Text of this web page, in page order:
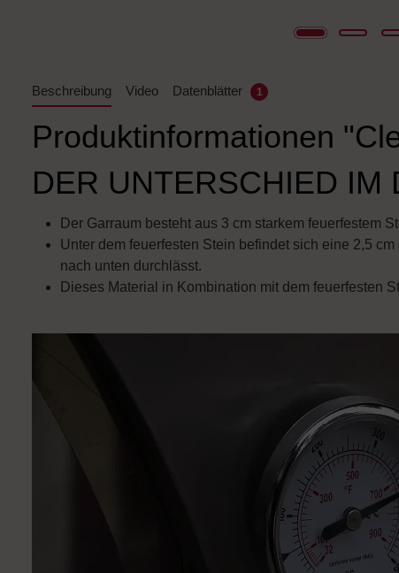
Beschreibung Video Datenblätter 1
Produktinformationen
DER UNTERSCHIED IM
Der Garraum besteht aus 3 cm starkem feuerfestem
Unter dem feuerfesten Stein befindet sich eine 2,5
nach unten durchlässt.
Dieses Material in Kombination mit dem feuerfesten